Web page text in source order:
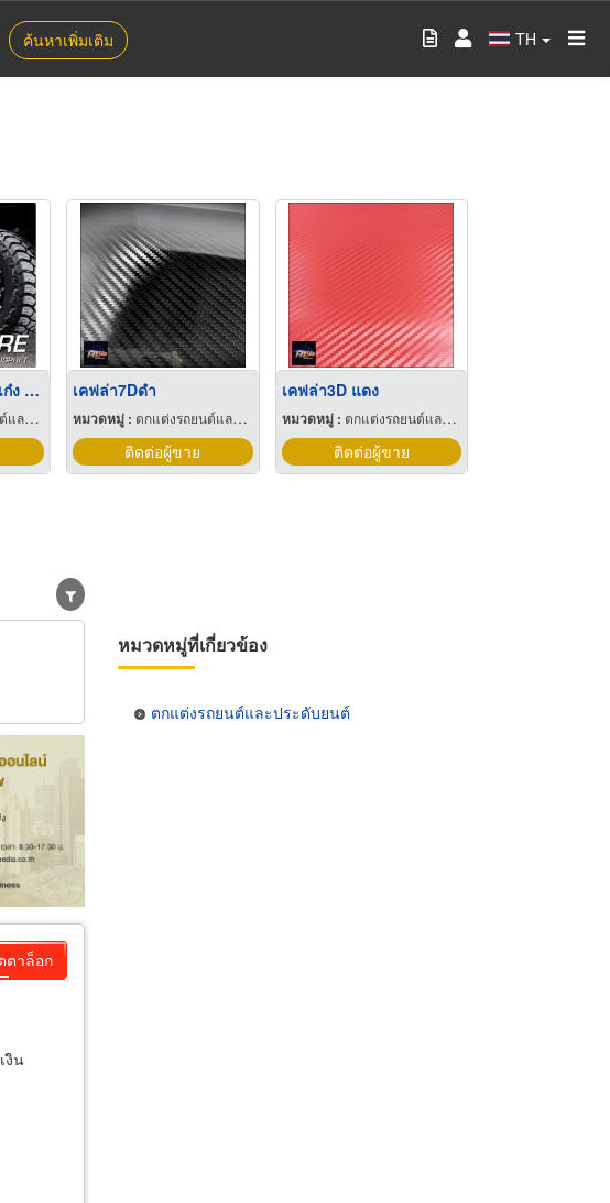
ค้นหาเพิ่มเติม TH
ชุดแต่งรถกระบะ รถเก๋ง ออฟโรด ราคาถูก กำแพงเพชร
บยนต์
เคฟล่า7Dดำ
หมวดหมู่ : ตกแต่งรถยนต์และประดับยนต์
ติดต่อผู้ขาย
เคฟล่า3D แดง
หมวดหมู่ : ตกแต่งรถยนต์และประดับยนต์
ติดต่อผู้ขาย
ตาล็อก
งิน
หมวดหมู่ที่เกี่ยวข้อง
ตกแต่งรถยนต์และประดับยนต์